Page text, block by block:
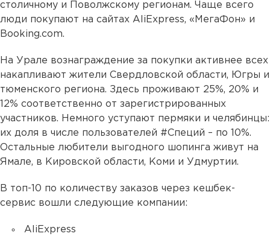
столичному и Поволжскому регионам. Чаще всего
люди покупают на сайтах AliExpress, «МегаФон» и
Booking.com.
На Урале вознаграждение за покупки активнее всех
накапливают жители Свердловской области, Югры и
тюменского региона. Здесь проживают 25%, 20% и
12% соответственно от зарегистрированных
участников. Немного уступают пермяки и челябинцы:
их доля в числе пользователей #Специй – по 10%.
Остальные любители выгодного шопинга живут на
Ямале, в Кировской области, Коми и Удмуртии.
В топ-10 по количеству заказов через кешбек-
сервис вошли следующие компании:
AliExpress